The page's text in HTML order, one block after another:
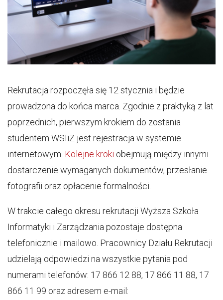
Rekrutacja rozpoczęła się 12 stycznia i będzie
prowadzona do końca marca. Zgodnie z praktyką z lat
poprzednich, pierwszym krokiem do zostania
studentem WSIiZ jest rejestracja w systemie
internetowym. Kolejne kroki obejmują między innymi
dostarczenie wymaganych dokumentów, przesłanie
fotografii oraz opłacenie formalności.
W trakcie całego okresu rekrutacji Wyższa Szkoła
Informatyki i Zarządzania pozostaje dostępna
telefonicznie i mailowo. Pracownicy Działu Rekrutacji
udzielają odpowiedzi na wszystkie pytania pod
numerami telefonów: 17 866 12 88, 17 866 11 88, 17
866 11 99 oraz adresem e-mail: